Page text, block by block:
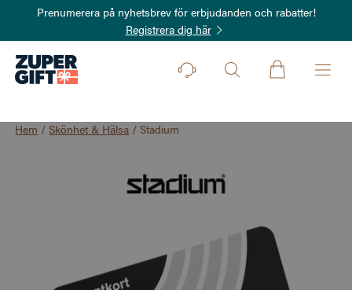
Prenumerera på nyhetsbrev för erbjudanden och rabatter!
Registrera dig här
Hem /Skönhet & Hälsa /Stadium